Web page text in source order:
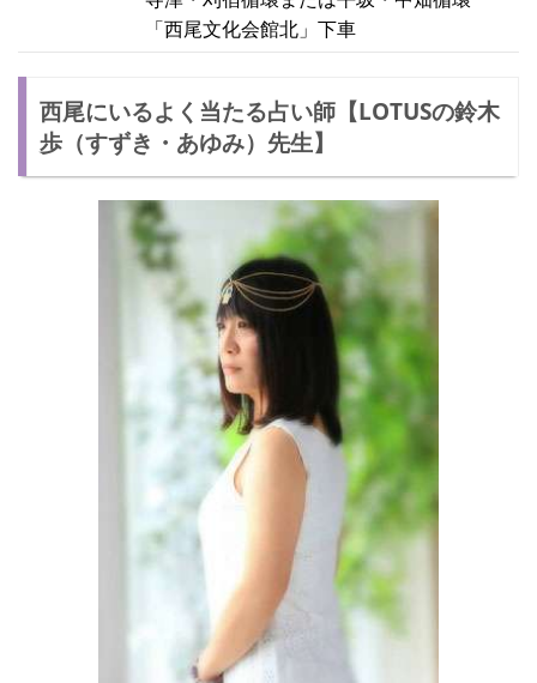
「西尾文化会館北」下車
西尾にいるよく当たる占い師【LOTUSの鈴木
歩（すずき・あゆみ）先生】